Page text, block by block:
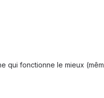
qui fonctionne le mieux